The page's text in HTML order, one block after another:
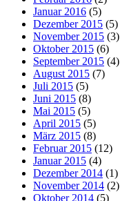
Januar 2016 (5)
Dezember 2015 (5)
November 2015 (3)
Oktober 2015 (6)
September 2015 (4)
August 2015 (7)
Juli 2015 (5)
Juni 2015 (8)
Mai 2015 (5)
April 2015 (5)
März 2015 (8)
Februar 2015 (12)
Januar 2015 (4)
Dezember 2014 (1)
November 2014 (2)
Oktober 2014 (5)